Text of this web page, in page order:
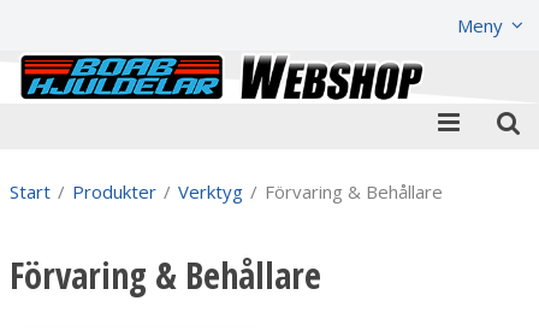
Meny
Start / Produkter / Verktyg / Förvaring & Behållare
Förvaring & Behållare